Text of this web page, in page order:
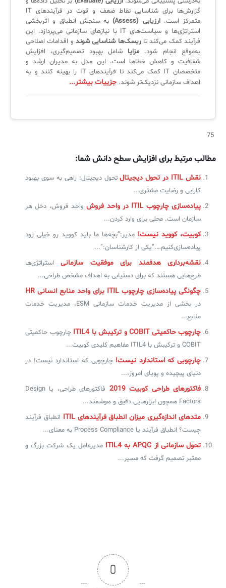
گزارش‌ها برای شناسایی نقاط ضعف و قوت در فرآیندهای IT
متمرکز است.ارزیابی (Assess)
به سنجش انطباق و اثربخشی
استراتژی‌ها و سیاست‌های IT با نیازهای سازمانی می‌پردازد. این
فرآیند کمک می‌کند تاریسک‌ها شناسایی شوند و اقدامات اصلاحی
به‌موقع انجام شود. مزایا شامل بهبود تصمیم‌گیری، افزایش
شفافیت و کاهش خطاها است. این مدل به مدیران ارشد و
متخصصان IT کمک می‌کند تا فرآیندهای IT را بهینه کنند و به
اهداف سازمانی نزدیک‌تر شوند. جزییات بیشتر...
75
مطالب مرتبط برای افزایش سطح دانش شما:
نقش ITIL در تحول دیجیتال
تحول دیجیتال: راهی به سوی بهبود
کارایی و رضایت مشتری...
پیاده‌سازی چارچوب ITIL در واحد فروش
واحد فروش، دخل هر
سازمان است. محلی برای وارد کردن...
کوبیت، کووید نیست! مدیر:”بچه‌ها ما باید کووید رو خیلی زود
پیاده‌سازی‌کنیم….”یکی از کارشناسان:”...
نقشه‌برداری هدفمند برای موفقیت سازمانی
استراتژی‌ها
طرح‌هایی هستند که برای دستیابی به اهداف مشخص طراحی...
چگونگی پیاده‌سازی چارچوب ITIL‌ برای واحد منابع انسانی HR
در بخشی از مدیریت خدمات سازمانی ESM، مدیریت خدمات
منابع...
چارچوب حاکمیتی COBIT و ترکیبش با ITIL4
چارچوب حاکمیتی
COBIT و ترکیبش با ITIL4 مفاهیم کلیدی کوبیت...
چارچوبی که استاندارد نیست! چارچوبی که استاندارد نیست! در
دنیای پیچیده و پویای امروز،...
فاکتورهای طراحی کوبیت 2019
فاکتورهای طراحی، یا Design
Factors همچون ابزارهایی دقیق و هوشمند...
متدهای اندازه‌گیری میزان انطباق فرآیندهای ITIL
انطباق فرآیند
چیست؟ انطباق فرآیند یا Process Compliance به معنای...
تحول سازمانی از APQC به ITIL4
مدیرعامل یک شرکت بزرگ و
معتبر تصمیم گرفت که مسیر...
0
✦
مدیریت خدمات سازمانی
سرویس دسک پلاس MSP
اندپوینت سنترال [سامانه مدیریت نقاط پایانی]
Log360 ابزار SIEM
برنامه‌ساز هوشمند App Creator
سامانه مدیریت امنیت اطلاعات
✧
سلف سرویس کاربران
سامانه مدیریت دارایی‌ها [Asset Explorer]
DDI
◉
ManageEngine Malware Protection Plus
سامانه مدیریت دسترسی ممتاز
سامانه آزمون آنلاین
✦
مدیریت خدمات منابع انسانی
CIs Control
مجموعه راهکارهای آیناک
✦
آموزش سیستم مدیریت خدمات فناوری اطلاعات
نکته‌های کلیدی برای مدیر انفورماتیک
آموزش‌ ویدیویی مفاهیم سرویس دسک
آموزش فارسی ITIL4
چارچوب ITIL برای همه
آرشیو دانلودهای مدانت
لیست دوره‌ها
مقالات آموزشی